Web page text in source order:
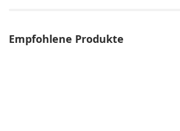
Empfohlene Produkte